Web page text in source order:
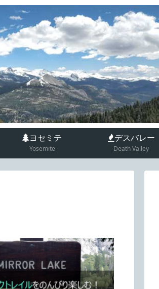
ヨセミテ
Yosemite
デスバレー
Death Valley